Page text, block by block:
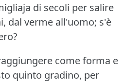
di secoli per salire
dal verme all'uomo; s'è
come forma e
quinto gradino, per